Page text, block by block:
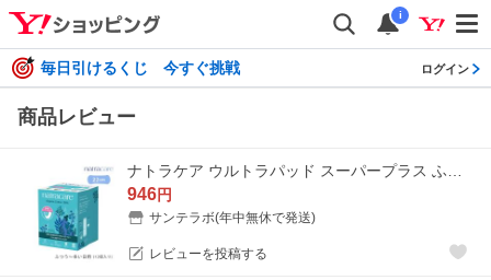
i
毎日引けるくじ 今すぐ挑戦 ログイン
商品レビュー
946円
サンテラボ(年中無休で発送)
レビューを投稿する